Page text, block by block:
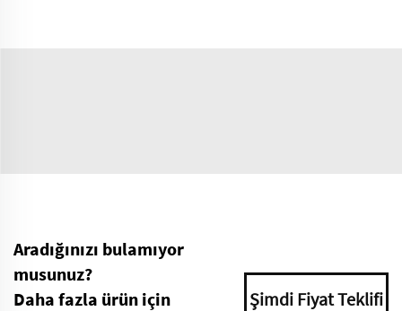
Aradığınızı bulamıyor
musunuz?
Daha fazla ürün için
Şimdi Fiyat Teklifi